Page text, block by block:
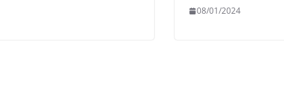
08/01/2024